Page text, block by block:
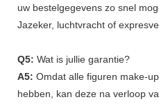
uw bestelgegevens zo snel
Jazeker, luchtvracht of
Q5: Wat is jullie garantie?
A5: Omdat alle figuren make-
hebben, kan deze na verloop